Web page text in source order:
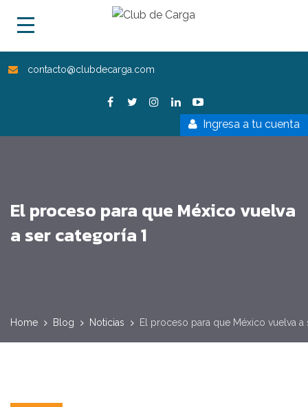
contacto@clubdecarga.com
Ingresa a tu cuenta
El proceso para que México vuelva
a ser categoría 1
Home Blog Noticias El proceso para que México vuelva a